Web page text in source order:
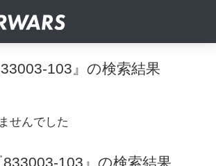
103』の検索結果
せんでした
103』の検索結果